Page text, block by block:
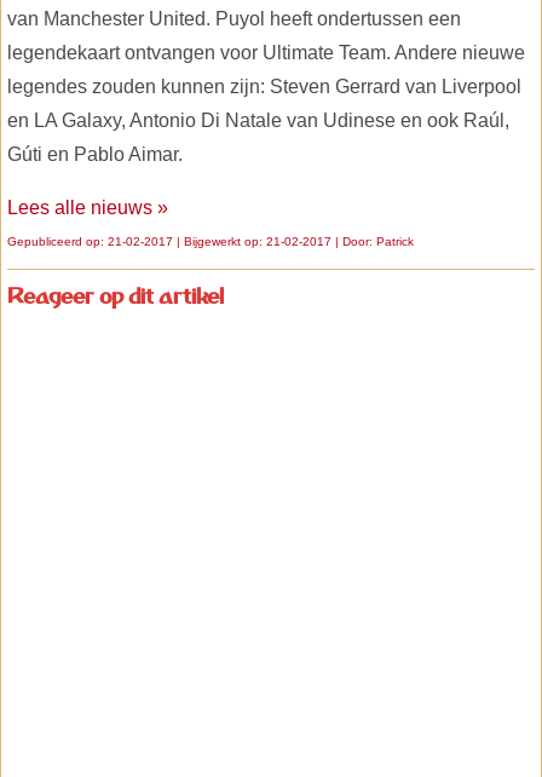
van Manchester United. Puyol heeft ondertussen een
legendekaart ontvangen voor Ultimate Team. Andere nieuwe
legendes zouden kunnen zijn: Steven Gerrard van Liverpool
en LA Galaxy, Antonio Di Natale van Udinese en ook Raúl,
Gúti en Pablo Aimar.
Lees alle nieuws »
Gepubliceerd op: 21-02-2017 | Bijgewerkt op: 21-02-2017 | Door: Patrick
Reageer op dit artikel